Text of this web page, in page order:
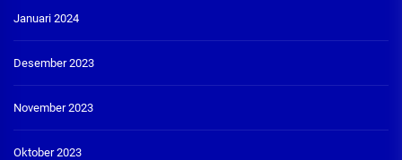
Januari 2024
Desember 2023
November 2023
Oktober 2023